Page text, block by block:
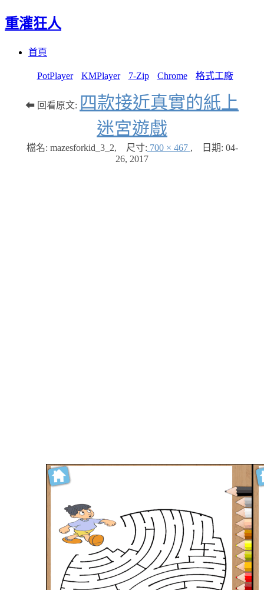
重灌狂人
首頁
PotPlayer KMPlayer 7-Zip Chrome 格式工廠
⬅ 回看原文: 四款接近真實的紙上
迷宮遊戲
檔名: mazesforkid_3_2, 尺寸: 700 × 467 , 日期: 04-
26, 2017